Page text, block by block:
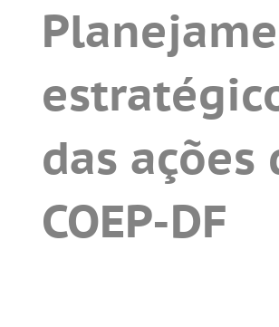
das ações
COEP-DF